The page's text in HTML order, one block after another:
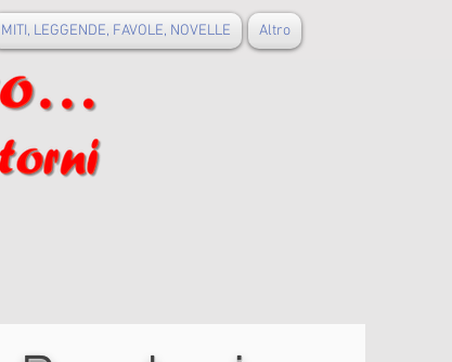
MITI, LEGGENDE, FAVOLE, NOVELLE Altro